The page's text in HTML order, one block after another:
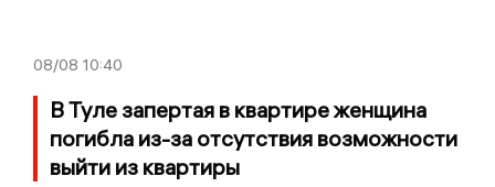
08/08 10:40
В Туле запертая в квартире женщина
погибла из-за отсутствия возможности
выйти из квартиры